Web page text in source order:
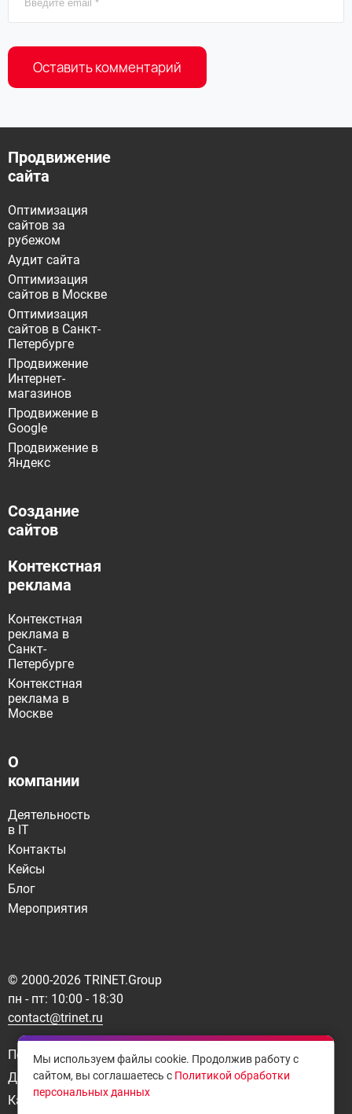
Продвижение
сайта
Оптимизация
сайтов за
рубежом
Аудит сайта
Оптимизация
сайтов в Москве
Оптимизация
сайтов в Санкт-
Петербурге
Продвижение
Интернет-
магазинов
Продвижение в
Google
Продвижение в
Яндекс
Создание
сайтов
Контекстная
реклама
Контекстная
реклама в
Санкт-
Петербурге
Контекстная
реклама в
Москве
О
компании
Деятельность
в IT
Контакты
Кейсы
Блог
Мероприятия
© 2000-2026 TRINET.Group
пн - пт: 10:00 - 18:30
contact@trinet.ru
Политика конфиденциальности
Договор-оферта
Карта сайта
Мы используем файлы cookie. Продолжив работу с
сайтом, вы соглашаетесь с Политикой обработки
персональных данных